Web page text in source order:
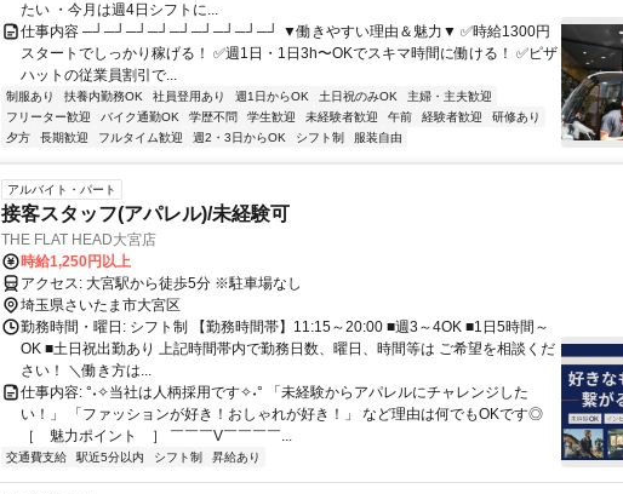
たい ・今月は週4日シフトに...
仕事内容 ─┘─┘─┘─┘─┘─┘─┘─┘─┘ ▼働きやすい理由＆魅力▼ ✅時給1300円
スタートでしっかり稼げる！ ✅週1日・1日3h〜OKでスキマ時間に働ける！ ✅ピザ
ハットの従業員割引で...
制服あり 扶養内勤務OK 社員登用あり 週1日からOK 土日祝のみOK
主婦・主夫歓迎
フリーター歓迎
バイク通勤OK 学歴不問 学生歓迎 未経験者歓迎 午前 経験者歓迎
研修あり
夕方
長期歓迎 フルタイム歓迎 週2・3日からOK シフト制 服装自由
アルバイト・パート
接客スタッフ(アパレル)/未経験可
THE FLAT HEAD大宮店
時給1,250円以上
アクセス: 大宮駅から徒歩5分 ※駐車場なし
埼玉県さいたま市大宮区
勤務時間・曜日: シフト制 【勤務時間帯】11:15～20:00 ■週3～4OK ■1日5時間～
OK ■土日祝出勤あり 上記時間帯内で勤務日数、曜日、時間等は ご希望を相談くだ
さい！ ＼働き方は...
仕事内容: °˖✧当社は人柄採用です✧˖° 「未経験からアパレルにチャレンジした
い！」 「ファッションが好き！おしゃれが好き！」 など理由は何でもOKです◎
［ 魅力ポイント ］ ￣￣￣V￣￣￣￣...
交通費支給 駅近5分以内 シフト制 昇給あり